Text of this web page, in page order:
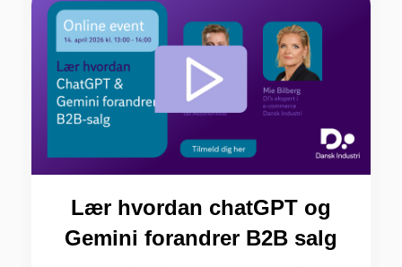
Lær hvordan chatGPT og
Gemini forandrer B2B salg